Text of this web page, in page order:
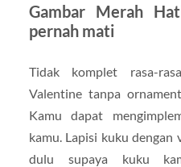
Gambar Merah
pernah mati
Tidak komplet rasa-
Valentine tanpa
Kamu dapat
kamu. Lapisi kuku
dulu supaya kuku